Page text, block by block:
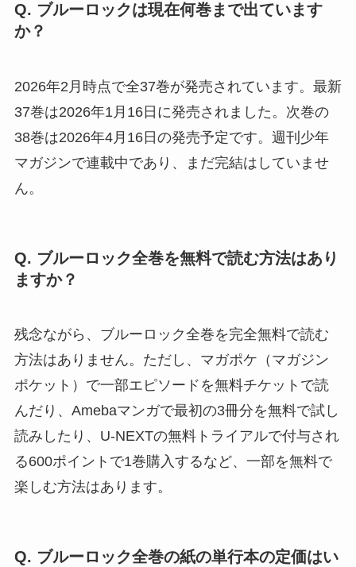
Q. ブルーロックは現在何巻まで出ています
か？
2026年2月時点で全37巻が発売されています。最新
37巻は2026年1月16日に発売されました。次巻の
38巻は2026年4月16日の発売予定です。週刊少年
マガジンで連載中であり、まだ完結はしていませ
ん。
Q. ブルーロック全巻を無料で読む方法はあり
ますか？
残念ながら、ブルーロック全巻を完全無料で読む
方法はありません。ただし、マガポケ（マガジン
ポケット）で一部エピソードを無料チケットで読
んだり、Amebaマンガで最初の3冊分を無料で試し
読みしたり、U-NEXTの無料トライアルで付与され
る600ポイントで1巻購入するなど、一部を無料で
楽しむ方法はあります。
Q. ブルーロック全巻の紙の単行本の定価はい